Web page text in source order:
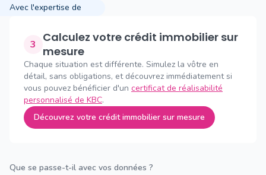
Avec l'expertise de
3
Calculez votre crédit immobilier sur
mesure
Chaque situation est différente. Simulez la vôtre en
détail, sans obligations, et découvrez immédiatement si
vous pouvez bénéficier d'un certificat de réalisabilité
personnalisé de KBC.
Découvrez votre crédit immobilier sur mesure
Que se passe-t-il avec vos données ?